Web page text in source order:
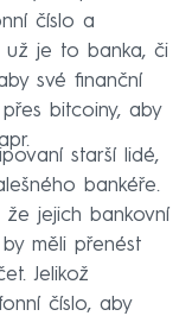
číslo a
je to banka, či
své finanční
bitcoiny, aby
starší lidé,
bankéře.
že jejich bankovní
měli přenést
Jelikož
číslo, aby